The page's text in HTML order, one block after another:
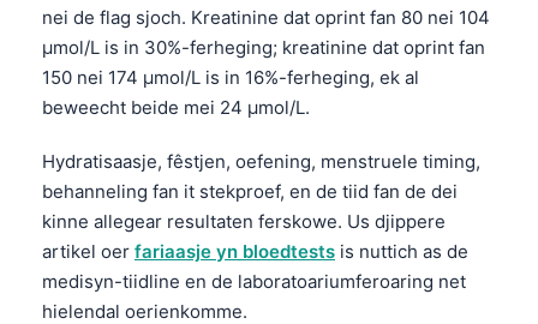
nei de flag sjoch. Kreatinine dat oprint fan 80 nei 104
µmol/L is in 30%-ferheging; kreatinine dat oprint fan
150 nei 174 µmol/L is in 16%-ferheging, ek al
beweecht beide mei 24 µmol/L.
Hydratisaasje, fêstjen, oefening, menstruele timing,
behanneling fan it stekproef, en de tiid fan de dei
kinne allegear resultaten ferskowe. Us djippere
artikel oer fariaasje yn bloedtests is nuttich as de
medisyn-tiidline en de laboratoariumferoaring net
hielendal oerienkomme.